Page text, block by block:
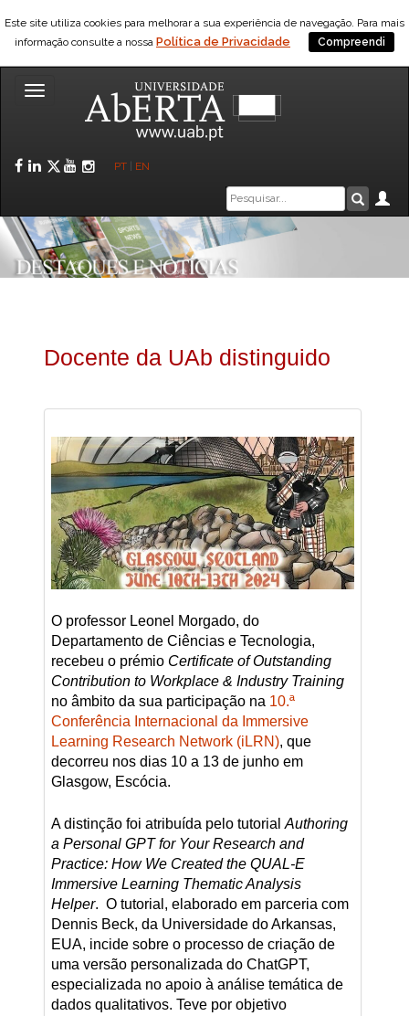
Este site utiliza cookies para melhorar a sua experiência de navegação. Para mais
informação consulte a nossa Política de Privacidade Compreendi
Toggle
Facebook
LinkedIn
Twitter
YouTube
Instagram
PT EN
Caixa
de
pesquisa
Docente da UAb distinguido
O professor Leonel Morgado, do
Departamento de Ciências e Tecnologia,
recebeu o prémio Certificate of Outstanding
Contribution to Workplace & Industry Training
no âmbito da sua participação na 10.ª
Conferência Internacional da Immersive
Learning Research Network (iLRN), que
decorreu nos dias 10 a 13 de junho em
Glasgow, Escócia.
A distinção foi atribuída pelo tutorial Authoring
a Personal GPT for Your Research and
Practice: How We Created the QUAL-E
Immersive Learning Thematic Analysis
Helper. O tutorial, elaborado em parceria com
Dennis Beck, da Universidade do Arkansas,
EUA, incide sobre o processo de criação de
uma versão personalizada do ChatGPT,
especializada no apoio à análise temática de
dados qualitativos. Teve por objetivo